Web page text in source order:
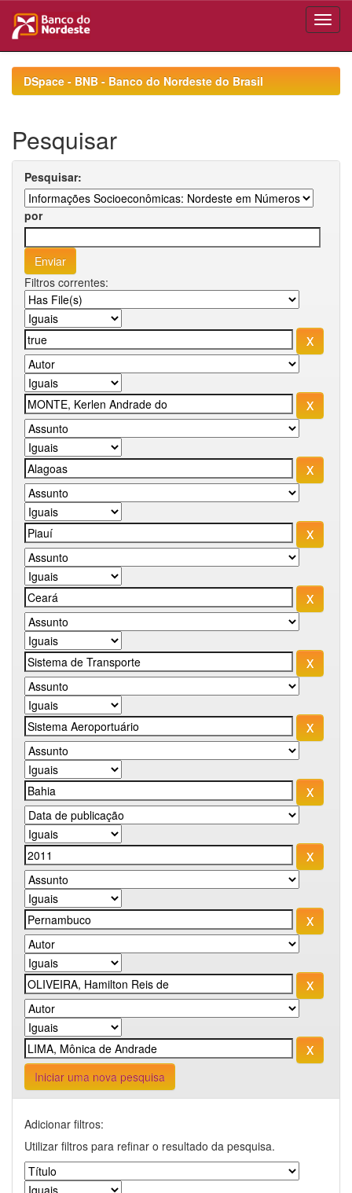
navigationDSpace - BNB - Banco do Nordeste do Brasil
Pesquisar
Pesquisar:
por
Filtros correntes:
Iniciar uma nova pesquisa
Adicionar filtros:
Utilizar filtros para refinar o resultado da pesquisa.